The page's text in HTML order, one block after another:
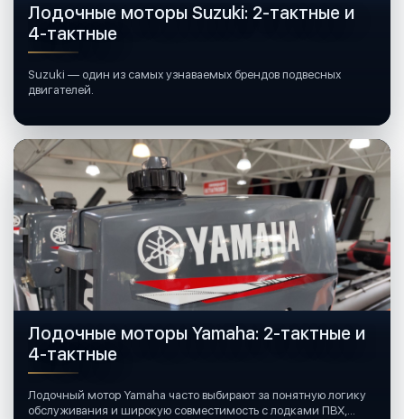
Лодочные моторы Suzuki: 2-тактные и
4-тактные
Suzuki — один из самых узнаваемых брендов подвесных
двигателей.
Лодочные моторы Yamaha: 2-тактные и
4-тактные
Лодочный мотор Yamaha часто выбирают за понятную логику
обслуживания и широкую совместимость с лодками ПВХ,